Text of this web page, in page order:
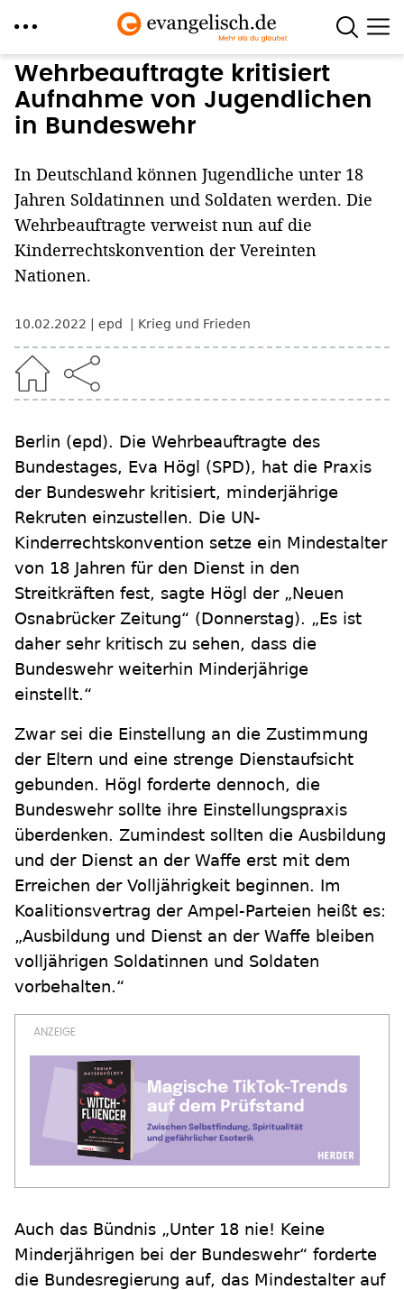
Direkt
zum
Inhalt
Wehrbeauftragte kritisiert
Aufnahme von Jugendlichen
in Bundeswehr
In Deutschland können Jugendliche unter 18
Jahren Soldatinnen und Soldaten werden. Die
Wehrbeauftragte verweist nun auf die
Kinderrechtskonvention der Vereinten
Nationen.
10.02.2022 epd Krieg und Frieden
Berlin (epd). Die Wehrbeauftragte des
Bundestages, Eva Högl (SPD), hat die Praxis
der Bundeswehr kritisiert, minderjährige
Rekruten einzustellen. Die UN-
Kinderrechtskonvention setze ein Mindestalter
von 18 Jahren für den Dienst in den
Streitkräften fest, sagte Högl der „Neuen
Osnabrücker Zeitung“ (Donnerstag). „Es ist
daher sehr kritisch zu sehen, dass die
Bundeswehr weiterhin Minderjährige
einstellt.“
Zwar sei die Einstellung an die Zustimmung
der Eltern und eine strenge Dienstaufsicht
gebunden. Högl forderte dennoch, die
Bundeswehr sollte ihre Einstellungspraxis
überdenken. Zumindest sollten die Ausbildung
und der Dienst an der Waffe erst mit dem
Erreichen der Volljährigkeit beginnen. Im
Koalitionsvertrag der Ampel-Parteien heißt es:
„Ausbildung und Dienst an der Waffe bleiben
volljährigen Soldatinnen und Soldaten
vorbehalten.“
Auch das Bündnis „Unter 18 nie! Keine
Minderjährigen bei der Bundeswehr“ forderte
die Bundesregierung auf, das Mindestalter auf